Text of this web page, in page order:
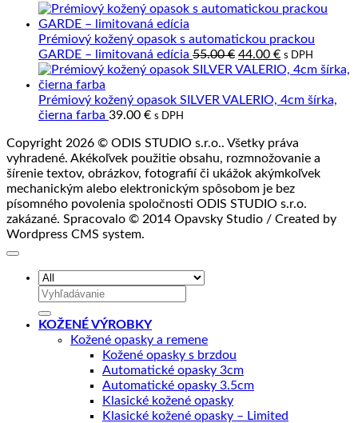
prírodná
a
jej
spracovanie
Prémiový kožený opasok s automatickou prackou
GARDE – limitovaná edícia 55.00€ Pôvodná
cena
55.00 €.
44.00 €Aktuálna
cena
44.00 €.
s DPH
Prémiový kožený opasok SILVER VALERIO, 4cm šírka,
čierna farba 39.00 € s DPH
Copyright 2026 © ODIS STUDIO s.r.o.. Všetky práva
vyhradené. Akékoľvek použitie obsahu, rozmnožovanie a
šírenie textov, obrázkov, fotografií či ukážok akýmkoľvek
mechanickým alebo elektronickým spôsobom je bez
písomného povolenia spoločnosti ODIS STUDIO s.r.o.
zakázané. Spracovalo © 2014 Opavsky Studio / Created by
Wordpress CMS system.
Hľadať:
KOŽENÉ VÝROBKY
Kožené opasky a remene
Kožené opasky s brzdou
Automatické opasky 3cm
Automatické opasky 3.5cm
Klasické kožené opasky
Klasické kožené opasky – Limited